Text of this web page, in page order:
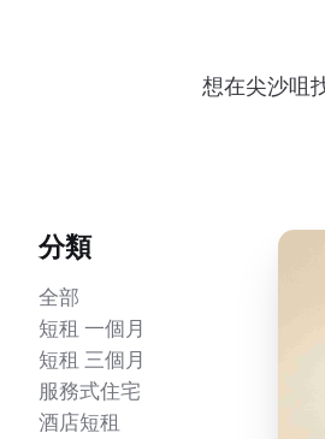
想在尖沙咀
分類
全部
短租 一個月
短租 三個月
服務式住宅
酒店短租